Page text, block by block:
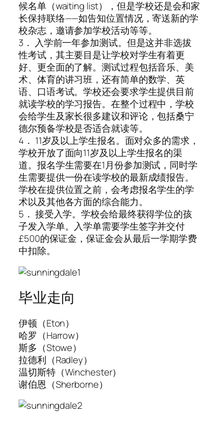
候名单（waiting list），但是学校还是会和家
长保持联络——如告知位置情况，寄送新的学
校杂志，邀请参加学校活动等等。
3． 入学前一年参加测试。但是这并非选拔
性考试，其主要目是让学校对学生有着更
好、更全面的了解。测试过程包括音乐、美
术、体育的讲习班，还有简单的数学、英
语、口语考试。学校还会要求学生提供目前
就读学校的学习报告。在整个过程中，学校
会给学生及家长很多建议和评论，包括桑宁
德尔预备学校是否适合就读等。
4． 11岁及以上学生报名。面对众多的需求，
学校开放了面向11岁及以上学生报名的渠
道。报名学生需要在1月份参加测试，同时学
生需要提供一份在读学校的最新成绩报告。
学校在提供位置之前，会考虑报名学生的学
术以及其他各方面的综合能力。
5． 接受入学。学校会给最终获得学位的孩
子发入学单。入学单需要学生签字并交付
£500的保证金，保证金会从最后一学期学费
中扣除。
毕业走向
伊顿（Eton）
哈罗（Harrow）
斯多（Stowe）
拉德利（Radley）
温切斯特（Winchester）
谢伯恩（Sherborne）